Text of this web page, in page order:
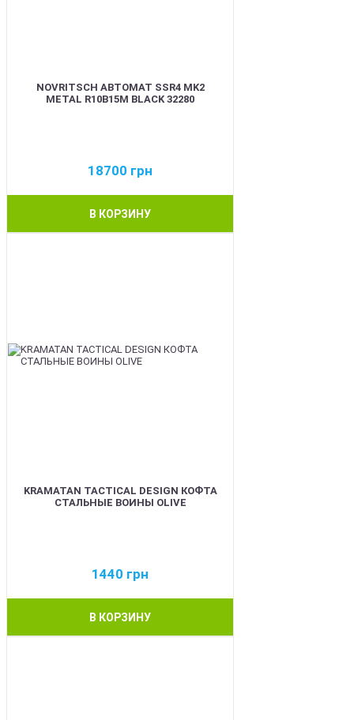
NOVRITSCH АВТОМАТ SSR4 MK2
METAL R10B15M BLACK 32280
18700 грн
В КОРЗИНУ
KRAMATAN TACTICAL DESIGN КОФТА
СТАЛЬНЫЕ ВОИНЫ OLIVE
1440 грн
В КОРЗИНУ